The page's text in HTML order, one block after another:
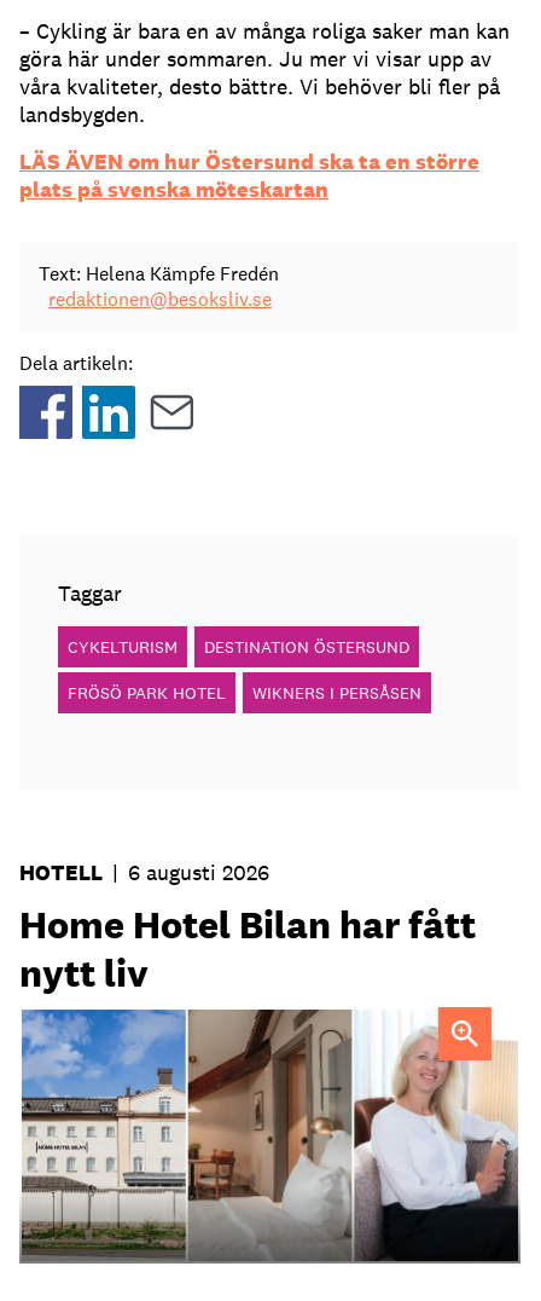
– Cykling är bara en av många roliga saker man kan
göra här under sommaren. Ju mer vi visar upp av
våra kvaliteter, desto bättre. Vi behöver bli fler på
landsbygden.
LÄS ÄVEN om hur Östersund ska ta en större
plats på svenska möteskartan
Text: Helena Kämpfe Fredén
redaktionen@besoksliv.se
Dela artikeln:
Taggar
CYKELTURISM DESTINATION ÖSTERSUND
FRÖSÖ PARK HOTEL WIKNERS I PERSÅSEN
HOTELL | 6 augusti 2026
Home Hotel Bilan har fått
nytt liv
Anna Sundenhammar, General Manager på Home Hotel
Bilan.